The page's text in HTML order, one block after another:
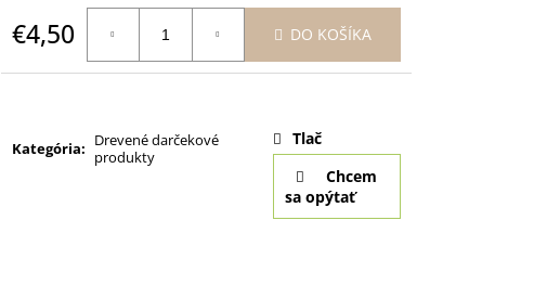
€4,50
Jednotková
cena:
DO KOŠÍKA
Kategória: Drevené darčekové
produkty
Tlač
Chcem
sa opýtať
ŠAMPANSKÉ - BALLET 310
GRAVÍROVANÍM